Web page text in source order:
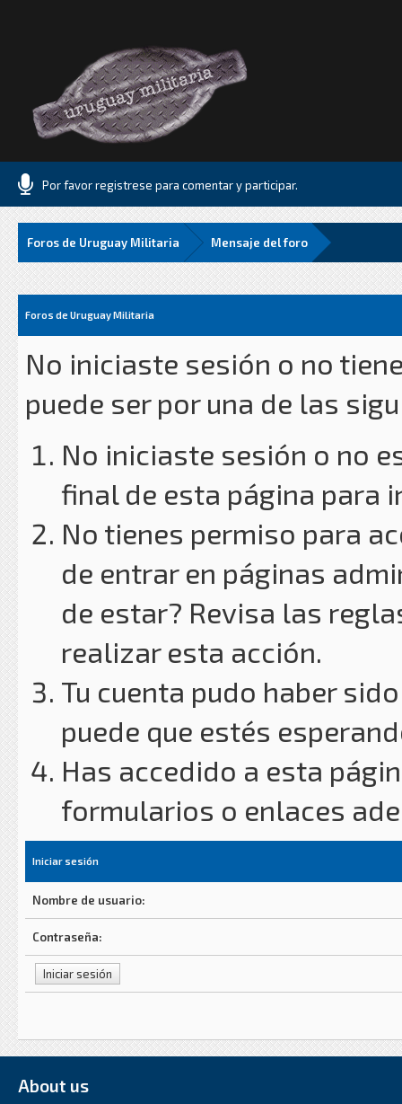
Por favor registrese para comentar y participar.
Foros de Uruguay Militaria Mensaje del foro
Foros de Uruguay Militaria
No iniciaste sesión o no
puede ser por una de las
No iniciaste sesión o no
final de esta página para
No tienes permiso para
de entrar en páginas
de estar? Revisa las
realizar esta acción.
Tu cuenta pudo haber
puede que estés
Has accedido a esta
formularios o enlaces
Iniciar sesión
Nombre de usuario:
Contraseña:
About us